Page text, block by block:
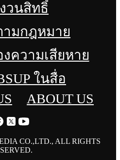
วนสิทธิ์
มกฎหมาย
ความเสียหาย
ในสื่อ
ABOUT US
CO.,LTD., ALL RIGHTS